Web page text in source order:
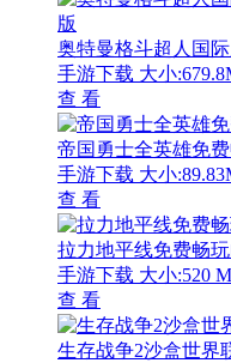
奥特曼格斗超人国
手游下载 大小
查 看
帝国勇士全英雄免
手游下载 大小
查 看
拉力地平线免费畅
手游下载 大小:520
查 看
生存战争2沙盒世界